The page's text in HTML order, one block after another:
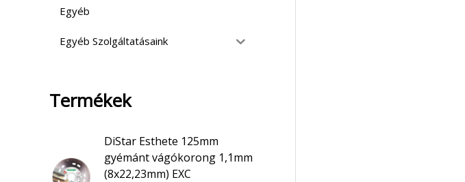
Egyéb
Egyéb Szolgáltatásaink
Termékek
DiStar Esthete 125mm
gyémánt vágókorong 1,1mm
(8x22,23mm) EXC